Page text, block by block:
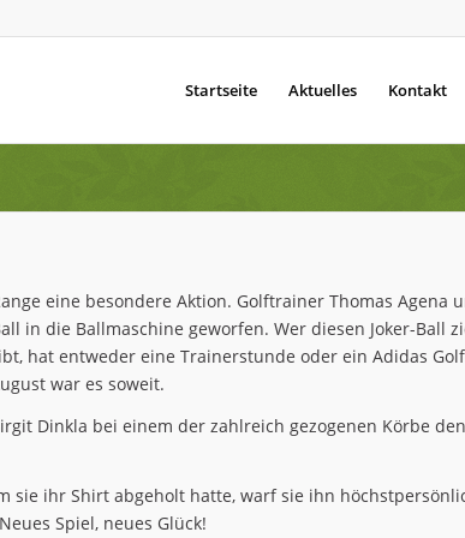
Startseite Aktuelles Kontakt
eine besondere Aktion. Golftrainer Thomas Agena
in die Ballmaschine geworfen. Wer diesen Joker-Ball
hat entweder eine Trainerstunde oder ein Adidas
war es soweit.
Dinkla bei einem der zahlreich gezogenen Körbe den
sie ihr Shirt abgeholt hatte, warf sie ihn
Spiel, neues Glück!